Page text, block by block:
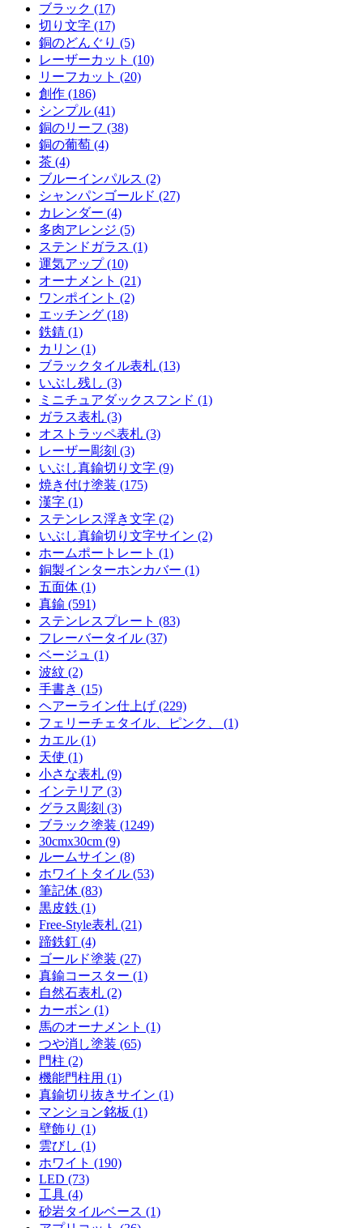
ブラック (17)
切り文字 (17)
銅のどんぐり (5)
レーザーカット (10)
リーフカット (20)
創作 (186)
シンプル (41)
銅のリーフ (38)
銅の葡萄 (4)
茶 (4)
ブルーインパルス (2)
シャンパンゴールド (27)
カレンダー (4)
多肉アレンジ (5)
ステンドガラス (1)
運気アップ (10)
オーナメント (21)
ワンポイント (2)
エッチング (18)
鉄錆 (1)
カリン (1)
ブラックタイル表札 (13)
いぶし残し (3)
ミニチュアダックスフンド (1)
ガラス表札 (3)
オストラッペ表札 (3)
レーザー彫刻 (3)
いぶし真鍮切り文字 (9)
焼き付け塗装 (175)
漢字 (1)
ステンレス浮き文字 (2)
いぶし真鍮切り文字サイン (2)
ホームポートレート (1)
銅製インターホンカバー (1)
五面体 (1)
真鍮 (591)
ステンレスプレート (83)
フレーバータイル (37)
ベージュ (1)
波紋 (2)
手書き (15)
ヘアーライン仕上げ (229)
フェリーチェタイル、ピンク、 (1)
カエル (1)
天使 (1)
小さな表札 (9)
インテリア (3)
グラス彫刻 (3)
ブラック塗装 (1249)
30cmx30cm (9)
ルームサイン (8)
ホワイトタイル (53)
筆記体 (83)
黒皮鉄 (1)
Free-Style表札 (21)
蹄鉄釘 (4)
ゴールド塗装 (27)
真鍮コースター (1)
自然石表札 (2)
カーボン (1)
馬のオーナメント (1)
つや消し塗装 (65)
門柱 (2)
機能門柱用 (1)
真鍮切り抜きサイン (1)
マンション銘板 (1)
壁飾り (1)
雲びし (1)
ホワイト (190)
LED (73)
工具 (4)
砂岩タイルベース (1)